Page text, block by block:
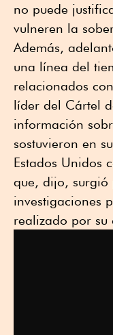
no puede
vulneren la
Además,
una línea del
relacionados
líder del Cártel
información
sostuvieron en
Estados Unidos
que, dijo, surgió
investigaciones
realizado por su